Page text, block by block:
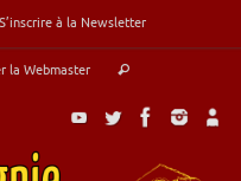
S’inscrire à la Newsletter
la Webmaster Rechercher